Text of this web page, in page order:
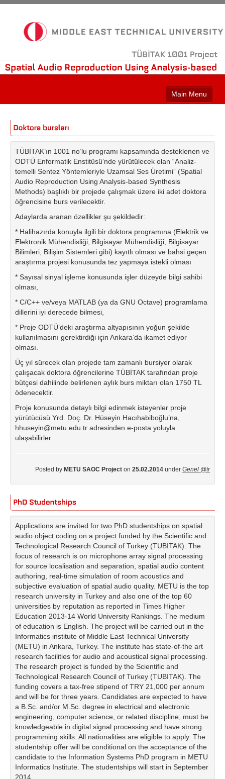
Main Menu
TÜBİTAK’ın 1001 no’lu programı kapsamında desteklenen ve
ODTÜ Enformatik Enstitüsü’nde yürütülecek olan “Analiz-
temelli Sentez Yöntemleriyle Uzamsal Ses Üretimi” (Spatial
Audio Reproduction Using Analysis-based Synthesis
Methods) başlıklı bir projede çalışmak üzere iki adet doktora
öğrencisine burs verilecektir.
Adaylarda aranan özellikler şu şekildedir:
* Halihazırda konuyla ilgili bir doktora programına (Elektrik ve
Elektronik Mühendisliği, Bilgisayar Mühendisliği, Bilgisayar
Bilimleri, Bilişim Sistemleri gibi) kayıtlı olması ve bahsi geçen
araştırma projesi konusunda tez yapmaya istekli olması
* Sayısal sinyal işleme konusunda işler düzeyde bilgi sahibi
olması,
* C/C++ ve/veya MATLAB (ya da GNU Octave) programlama
dillerini iyi derecede bilmesi,
* Proje ODTÜ’deki araştırma altyapısının yoğun şekilde
kullanılmasını gerektirdiği için Ankara’da ikamet ediyor
olması.
Üç yıl sürecek olan projede tam zamanlı bursiyer olarak
çalışacak doktora öğrencilerine TÜBİTAK tarafından proje
bütçesi dahilinde belirlenen aylık burs miktarı olan 1750 TL
ödenecektir.
Proje konusunda detaylı bilgi edinmek isteyenler proje
yürütücüsü Yrd. Doç. Dr. Hüseyin Hacıhabiboğlu’na,
hhuseyin@metu.edu.tr adresinden e-posta yoluyla
ulaşabilirler.
Posted by METU SAOC Project on 25.02.2014 under Genel @tr
Applications are invited for two PhD studentships on spatial
audio object coding on a project funded by the Scientific and
Technological Research Council of Turkey (TUBITAK). The
focus of research is on microphone array signal processing
for source localisation and separation, spatial audio content
authoring, real-time simulation of room acoustics and
subjective evaluation of spatial audio quality. METU is the top
research university in Turkey and also one of the top 60
universities by reputation as reported in Times Higher
Education 2013-14 World University Rankings. The medium
of education is English. The project will be carried out in the
Informatics institute of Middle East Technical University
(METU) in Ankara, Turkey. The institute has state-of-the art
research facilities for audio and acoustical signal processing.
The research project is funded by the Scientific and
Technological Research Council of Turkey (TUBITAK). The
funding covers a tax-free stipend of TRY 21,000 per annum
and will be for three years. Candidates are expected to have
a B.Sc. and/or M.Sc. degree in electrical and electronic
engineering, computer science, or related discipline, must be
knowledgeable in digital signal processing and have strong
programming skills. All nationalities are eligible to apply. The
studentship offer will be conditional on the acceptance of the
candidate to the Information Systems PhD program in METU
Informatics Institute. The studentships will start in September
2014.